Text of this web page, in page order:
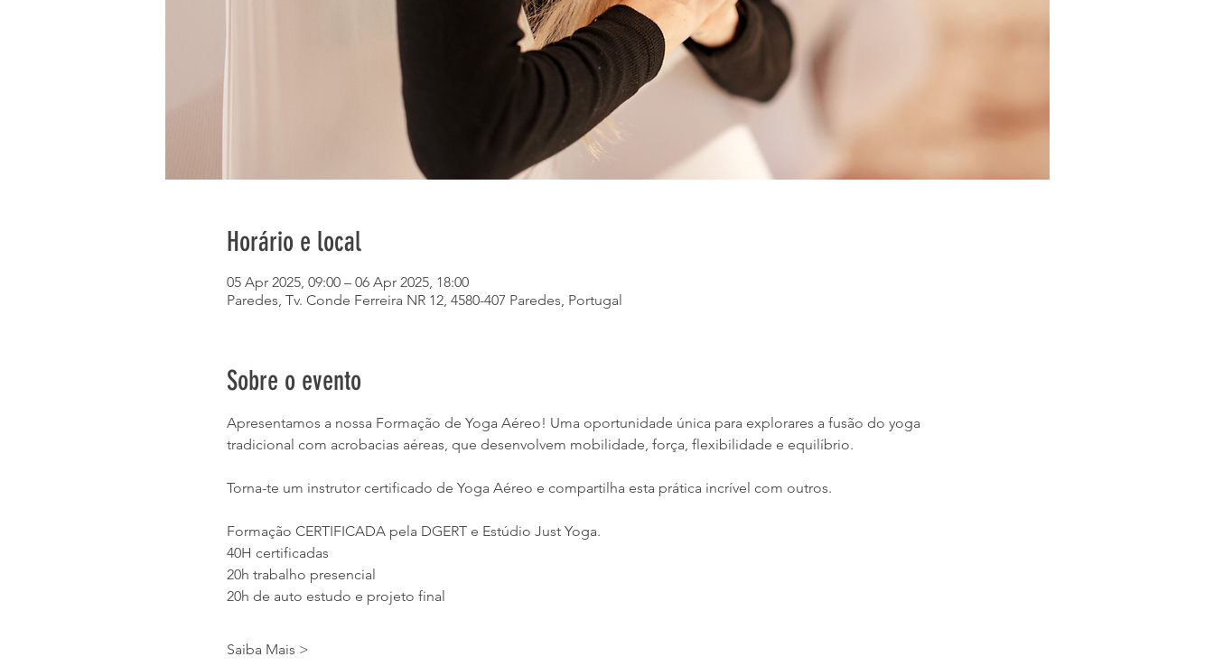
Horário e local
05 Apr 2025, 09:00 – 06 Apr 2025, 18:00
Paredes, Tv. Conde Ferreira NR 12, 4580-407 Paredes, Portugal
Sobre o evento
Apresentamos a nossa Formação de Yoga Aéreo! Uma oportunidade única para explorares a fusão do yoga
tradicional com acrobacias aéreas, que desenvolvem mobilidade, força, flexibilidade e equilíbrio.
Torna-te um instrutor certificado de Yoga Aéreo e compartilha esta prática incrível com outros.
Formação CERTIFICADA pela DGERT e Estúdio Just Yoga.
40H certificadas
20h trabalho presencial
20h de auto estudo e projeto final
Saiba Mais >